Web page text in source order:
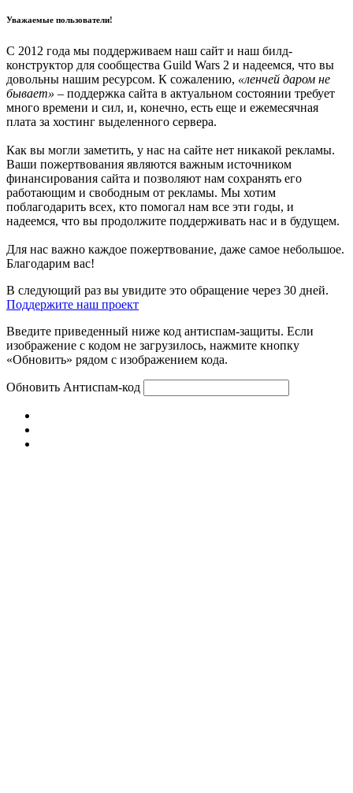
Уважаемые пользователи!
С 2012 года мы поддерживаем наш сайт и наш билд-
конструктор для сообщества Guild Wars 2 и надеемся, что вы
довольны нашим ресурсом. К сожалению, «ленчей даром не
бывает» – поддержка сайта в актуальном состоянии требует
много времени и сил, и, конечно, есть еще и ежемесячная
плата за хостинг выделенного сервера.
Как вы могли заметить, у нас на сайте нет никакой рекламы.
Ваши пожертвования являются важным источником
финансирования сайта и позволяют нам сохранять его
работающим и свободным от рекламы. Мы хотим
поблагодарить всех, кто помогал нам все эти годы, и
надеемся, что вы продолжите поддерживать нас и в будущем.
Для нас важно каждое пожертвование, даже самое небольшое.
Благодарим вас!
В следующий раз вы увидите это обращение через 30 дней.
Поддержите наш проект
Введите приведенный ниже код антиспам-защиты. Если
изображение с кодом не загрузилось, нажмите кнопку
«Обновить» рядом с изображением кода.
Обновить Антиспам-код